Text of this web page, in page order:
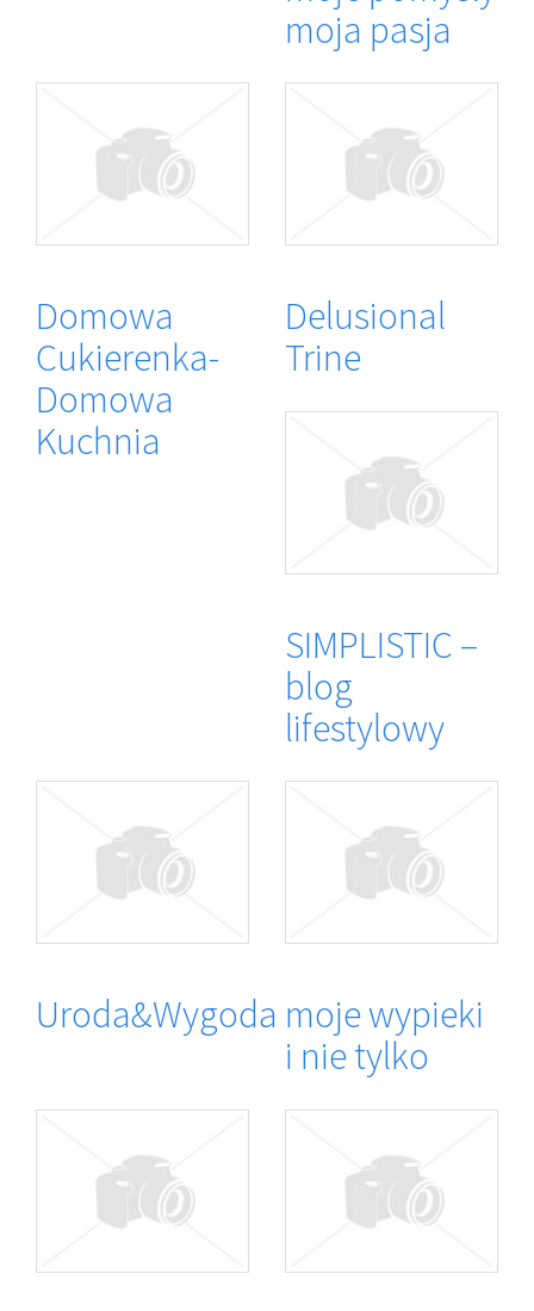
moja pasja
Domowa
Cukierenka-
Domowa
Kuchnia
Delusional
Trine
SIMPLISTIC –
blog
lifestylowy
Uroda&Wygoda moje wypieki
i nie tylko